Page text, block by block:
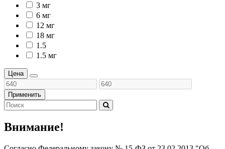
3 мг
6 мг
12 мг
18 мг
1.5
1.5 мг
Цена
Применить
Внимание!